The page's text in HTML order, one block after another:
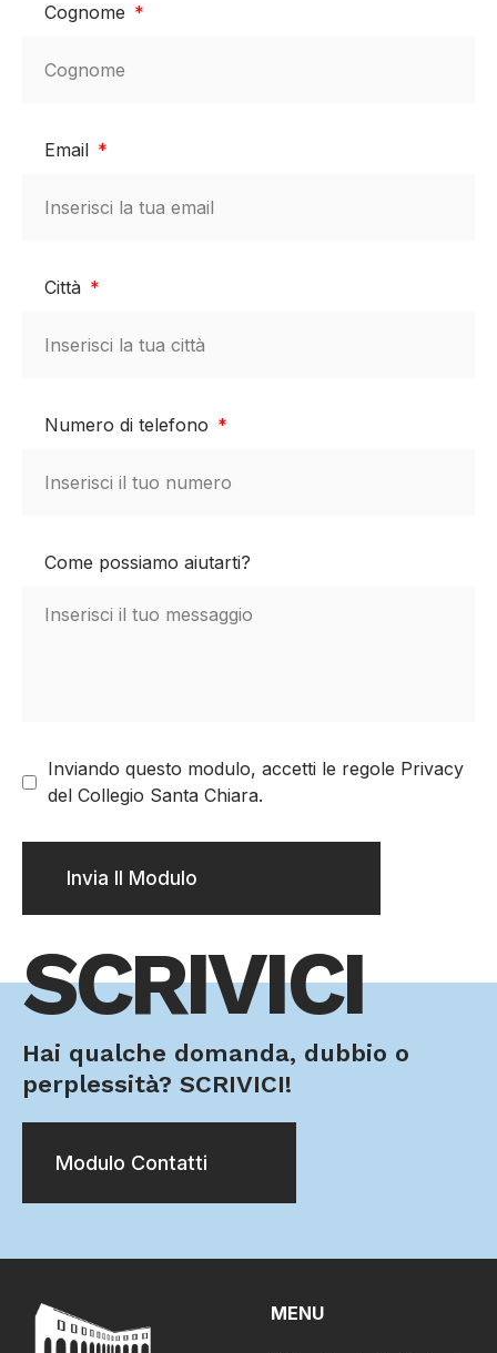
Cognome
Email
Città
Numero di telefono
Come possiamo aiutarti?
Inviando questo modulo, accetti le regole Privacy
del Collegio Santa Chiara.
Invia Il Modulo
SCRIVICI
Hai qualche domanda, dubbio o
perplessità? SCRIVICI!​​
Modulo Contatti
MENU